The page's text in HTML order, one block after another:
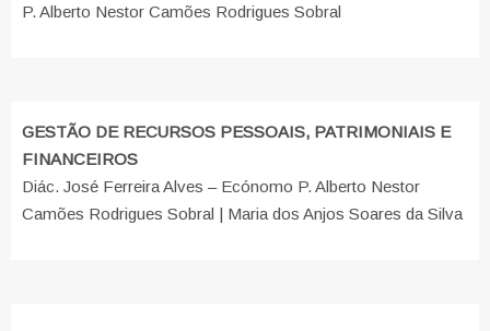
P. Alberto Nestor Camões Rodrigues Sobral
GESTÃO DE RECURSOS PESSOAIS, PATRIMONIAIS E
FINANCEIROS
Diác. José Ferreira Alves – Ecónomo P. Alberto Nestor
Camões Rodrigues Sobral | Maria dos Anjos Soares da Silva